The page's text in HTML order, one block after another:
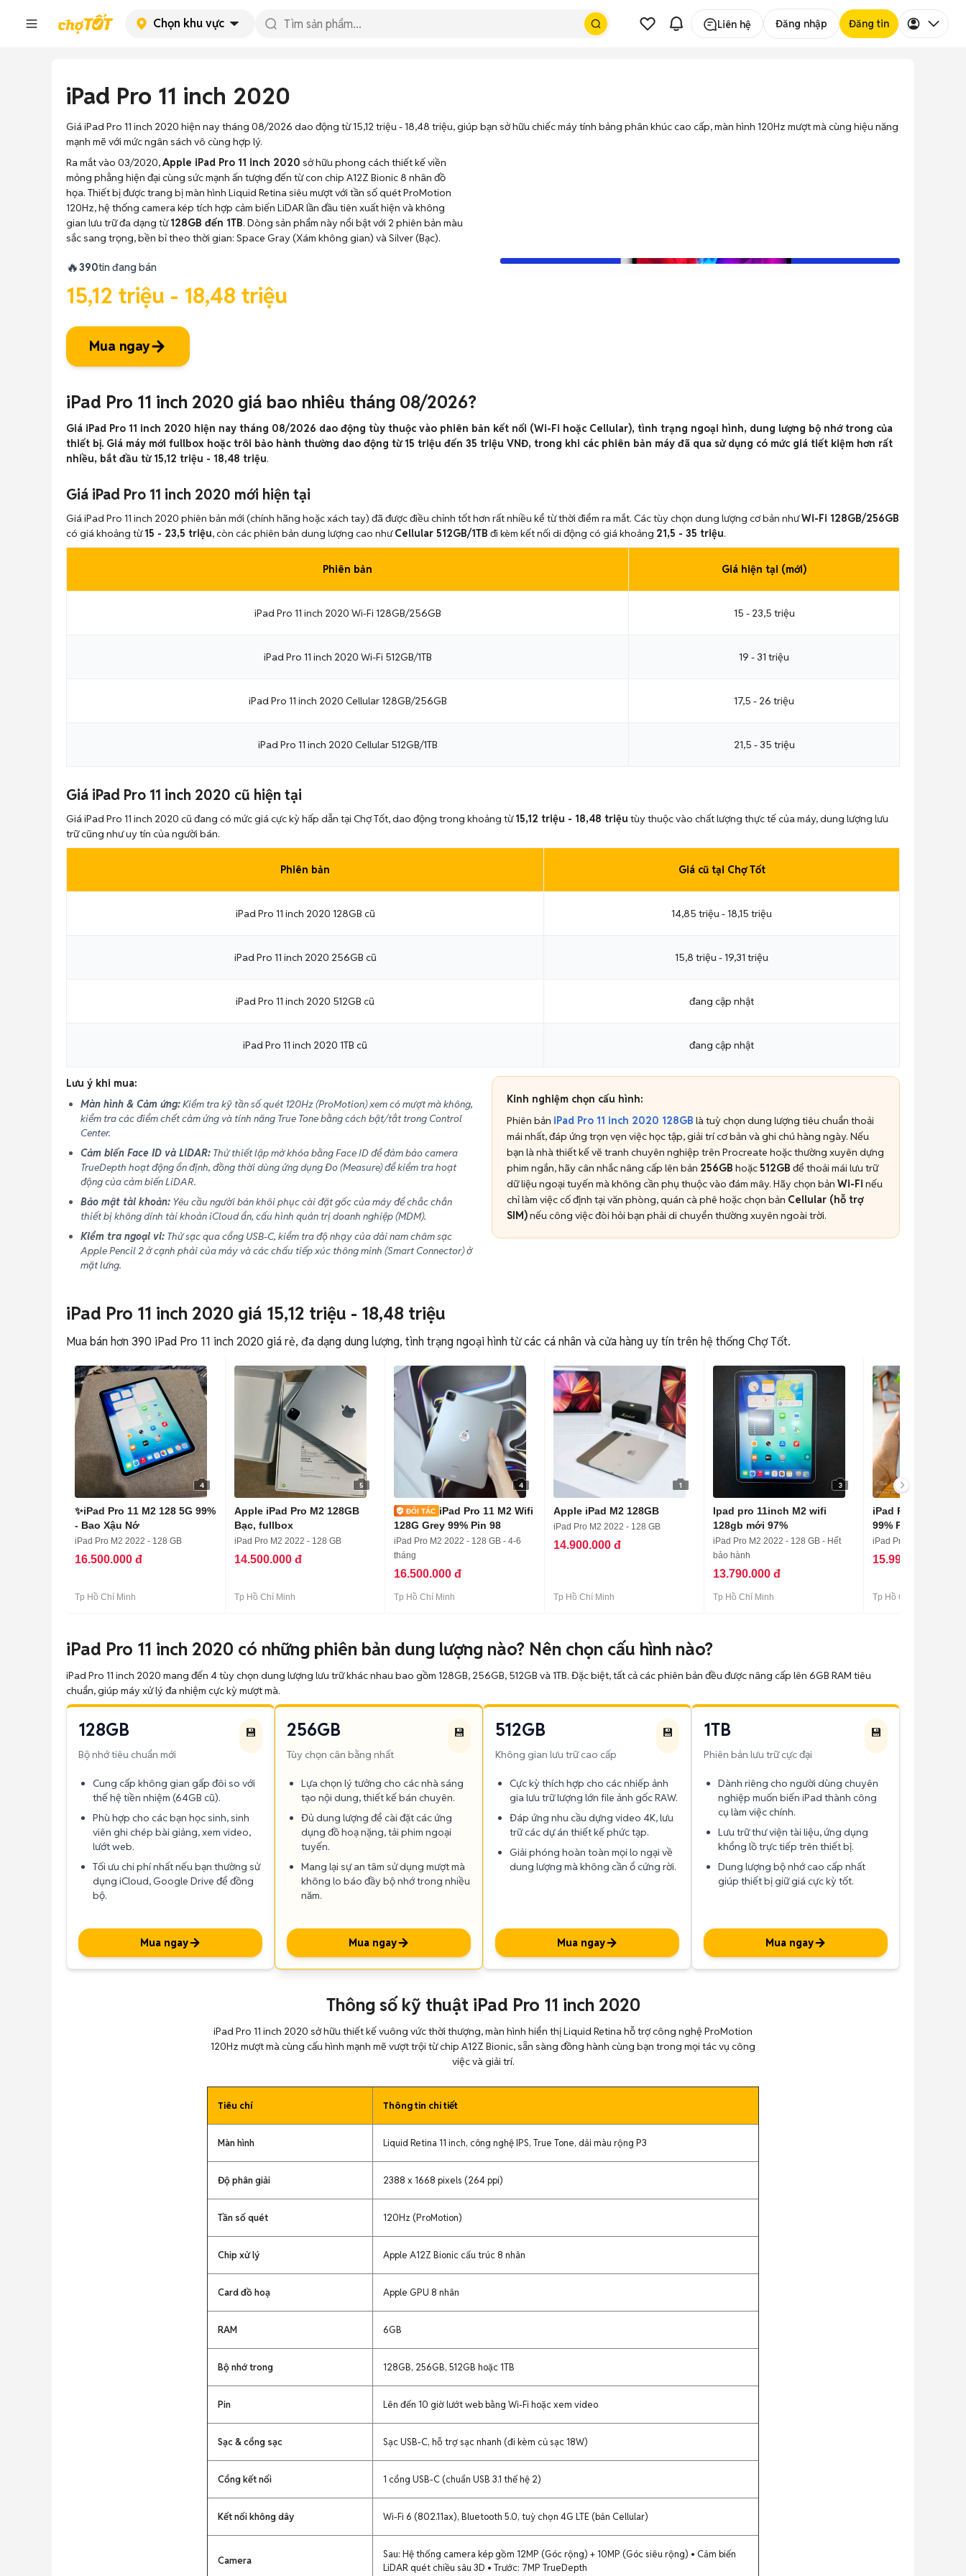
Chọn khu vực Liên hệ Đăng nhập Đăng tin
iPad Pro 11 inch 2020
Giá iPad Pro 11 inch 2020 hiện nay tháng 08/2026 dao động từ 15,12 triệu - 18,48 triệu, giúp bạn sở hữu chiếc máy tính bảng phân khúc cao cấp, màn hình 120Hz mượt mà cùng hiệu năng
mạnh mẽ với mức ngân sách vô cùng hợp lý.
Ra mắt vào 03/2020,Apple iPad Pro 11 inch 2020 sở hữu phong cách thiết kế viền
mỏng phẳng hiện đại cùng sức mạnh ấn tượng đến từ con chip A12Z Bionic 8 nhân đồ
họa. Thiết bị được trang bị màn hình Liquid Retina siêu mượt với tần số quét ProMotion
120Hz, hệ thống camera kép tích hợp cảm biến LiDAR lần đầu tiên xuất hiện và không
gian lưu trữ đa dạng từ128GB đến 1TB. Dòng sản phẩm này nổi bật với 2 phiên bản màu
sắc sang trọng, bền bỉ theo thời gian: Space Gray (Xám không gian) và Silver (Bạc).
🔥390tin đang bán
15,12 triệu - 18,48 triệu
Mua ngay
iPad Pro 11 inch 2020 giá bao nhiêu tháng 08/2026?
Giá iPad Pro 11 inch 2020 hiện nay tháng 08/2026 dao động tùy thuộc vào phiên bản kết nối (Wi-Fi hoặc Cellular), tình trạng ngoại hình, dung lượng bộ nhớ trong của
thiết bị. Giá máy mới fullbox hoặc trôi bảo hành thường dao động từ 15 triệu đến 35 triệu VNĐ, trong khi các phiên bản máy đã qua sử dụng có mức giá tiết kiệm hơn rất
nhiều, bắt đầu từ 15,12 triệu - 18,48 triệu.
Giá iPad Pro 11 inch 2020 mới hiện tại
Giá iPad Pro 11 inch 2020 phiên bản mới (chính hãng hoặc xách tay) đã được điều chỉnh tốt hơn rất nhiều kể từ thời điểm ra mắt. Các tùy chọn dung lượng cơ bản nhưWi-Fi 128GB/256GB
có giá khoảng từ15 - 23,5 triệu, còn các phiên bản dung lượng cao nhưCellular 512GB/1TB đi kèm kết nối di động có giá khoảng 21,5 - 35 triệu.
Phiên bản Giá hiện tại (mới)
iPad Pro 11 inch 2020 Wi-Fi 128GB/256GB 15 - 23,5 triệu
iPad Pro 11 inch 2020 Wi-Fi 512GB/1TB 19 - 31 triệu
iPad Pro 11 inch 2020 Cellular 128GB/256GB 17,5 - 26 triệu
iPad Pro 11 inch 2020 Cellular 512GB/1TB 21,5 - 35 triệu
Giá iPad Pro 11 inch 2020 cũ hiện tại
Giá iPad Pro 11 inch 2020 cũ đang có mức giá cực kỳ hấp dẫn tại Chợ Tốt, dao động trong khoảng từ15,12 triệu - 18,48 triệutùy thuộc vào chất lượng thực tế của máy, dung lượng lưu
trữ cũng như uy tín của người bán.
Phiên bản Giá cũ tại Chợ Tốt
iPad Pro 11 inch 2020 128GB cũ 14,85 triệu - 18,15 triệu
iPad Pro 11 inch 2020 256GB cũ 15,8 triệu - 19,31 triệu
iPad Pro 11 inch 2020 512GB cũ đang cập nhật
iPad Pro 11 inch 2020 1TB cũ đang cập nhật
Lưu ý khi mua:
Màn hình & Cảm ứng:Kiểm tra kỹ tần số quét 120Hz (ProMotion) xem có mượt mà không,
kiểm tra các điểm chết cảm ứng và tính năng True Tone bằng cách bật/tắt trong Control
Center.
Cảm biến Face ID và LiDAR: Thử thiết lập mở khóa bằng Face ID để đảm bảo camera
TrueDepth hoạt động ổn định, đồng thời dùng ứng dụng Đo (Measure) để kiểm tra hoạt
động của cảm biến LiDAR.
Bảo mật tài khoản: Yêu cầu người bán khôi phục cài đặt gốc của máy để chắc chắn
thiết bị không dính tài khoản iCloud ẩn, cấu hình quản trị doanh nghiệp (MDM).
Kiểm tra ngoại vi: Thử sạc qua cổng USB-C, kiểm tra độ nhạy của dải nam châm sạc
Apple Pencil 2 ở cạnh phải của máy và các chấu tiếp xúc thông minh (Smart Connector) ở
mặt lưng.
Kinh nghiệm chọn cấu hình:
Phiên bản iPad Pro 11 inch 2020 128GB là tuỳ chọn dung lượng tiêu chuẩn thoải
mái nhất, đáp ứng trọn vẹn việc học tập, giải trí cơ bản và ghi chú hàng ngày. Nếu
bạn là nhà thiết kế vẽ tranh chuyên nghiệp trên Procreate hoặc thường xuyên dựng
phim ngắn, hãy cân nhắc nâng cấp lên bản 256GB hoặc512GB để thoải mái lưu trữ
dữ liệu ngoại tuyến mà không cần phụ thuộc vào đám mây. Hãy chọn bản Wi-Fi nếu
chỉ làm việc cố định tại văn phòng, quán cà phê hoặc chọn bản Cellular (hỗ trợ
SIM)nếu công việc đòi hỏi bạn phải di chuyển thường xuyên ngoài trời.
iPad Pro 11 inch 2020 giá 15,12 triệu - 18,48 triệu
Mua bán hơn 390 iPad Pro 11 inch 2020 giá rẻ, đa dạng dung lượng, tình trạng ngoại hình từ các cá nhân và cửa hàng uy tín trên hệ thống Chợ Tốt.
4
✨iPad Pro 11 M2 128 5G 99%
- Bao Xậu Nớ
iPad Pro M2 2022 - 128 GB
16.500.000 đ
Tp Hồ Chí Minh
5
Apple iPad Pro M2 128GB
Bạc, fullbox
iPad Pro M2 2022 - 128 GB
14.500.000 đ
Tp Hồ Chí Minh
4
iPad Pro 11 M2 Wifi
128G Grey 99% Pin 98
iPad Pro M2 2022 - 128 GB - 4-6
tháng
16.500.000 đ
Tp Hồ Chí Minh
1
Apple iPad M2 128GB
iPad Pro M2 2022 - 128 GB
14.900.000 đ
Tp Hồ Chí Minh
3
Ipad pro 11inch M2 wifi
128gb mới 97%
iPad Pro M2 2022 - 128 GB - Hết
bảo hành
13.790.000 đ
Tp Hồ Chí Minh
iPad Pro M2 Wifi
99% Pin Cao
iPad Pro M2 2022 -
15.990.000 đ
Tp Hồ Chí Minh
iPad Pro 11 inch 2020 có những phiên bản dung lượng nào? Nên chọn cấu hình nào?
iPad Pro 11 inch 2020 mang đến 4 tùy chọn dung lượng lưu trữ khác nhau bao gồm 128GB, 256GB, 512GB và 1TB. Đặc biệt, tất cả các phiên bản đều được nâng cấp lên 6GB RAM tiêu
chuẩn, giúp máy xử lý đa nhiệm cực kỳ mượt mà.
128GB
Bộ nhớ tiêu chuẩn mới
💾
Cung cấp không gian gấp đôi so với
thế hệ tiền nhiệm (64GB cũ).
Phù hợp cho các bạn học sinh, sinh
viên ghi chép bài giảng, xem video,
lướt web.
Tối ưu chi phí nhất nếu bạn thường sử
dụng iCloud, Google Drive để đồng
bộ.
Mua ngay
256GB
Tùy chọn cân bằng nhất
💾
Lựa chọn lý tưởng cho các nhà sáng
tạo nội dung, thiết kế bán chuyên.
Đủ dung lượng để cài đặt các ứng
dụng đồ hoạ nặng, tải phim ngoại
tuyến.
Mang lại sự an tâm sử dụng mượt mà
không lo báo đầy bộ nhớ trong nhiều
năm.
Mua ngay
512GB
Không gian lưu trữ cao cấp
💾
Cực kỳ thích hợp cho các nhiếp ảnh
gia lưu trữ lượng lớn file ảnh gốc RAW.
Đáp ứng nhu cầu dựng video 4K, lưu
trữ các dự án thiết kế phức tạp.
Giải phóng hoàn toàn mọi lo ngại về
dung lượng mà không cần ổ cứng rời.
Mua ngay
1TB
Phiên bản lưu trữ cực đại
💾
Dành riêng cho người dùng chuyên
nghiệp muốn biến iPad thành công
cụ làm việc chính.
Lưu trữ thư viện tài liệu, ứng dụng
khổng lồ trực tiếp trên thiết bị.
Dung lượng bộ nhớ cao cấp nhất
giúp thiết bị giữ giá cực kỳ tốt.
Mua ngay
Thông số kỹ thuật iPad Pro 11 inch 2020
iPad Pro 11 inch 2020 sở hữu thiết kế vuông vức thời thượng, màn hình hiển thị Liquid Retina hỗ trợ công nghệ ProMotion
120Hz mượt mà cùng cấu hình mạnh mẽ vượt trội từ chip A12Z Bionic, sẵn sàng đồng hành cùng bạn trong mọi tác vụ công
việc và giải trí.
Tiêu chí Thông tin chi tiết
Màn hình Liquid Retina 11 inch, công nghệ IPS, True Tone, dải màu rộng P3
Độ phân giải 2388 x 1668 pixels (264 ppi)
Tần số quét 120Hz (ProMotion)
Chip xử lý Apple A12Z Bionic cấu trúc 8 nhân
Card đồ hoạ Apple GPU 8 nhân
RAM 6GB
Bộ nhớ trong 128GB, 256GB, 512GB hoặc 1TB
Pin Lên đến 10 giờ lướt web bằng Wi-Fi hoặc xem video
Sạc & cổng sạc Sạc USB-C, hỗ trợ sạc nhanh (đi kèm củ sạc 18W)
Cổng kết nối 1 cổng USB-C (chuẩn USB 3.1 thế hệ 2)
Kết nối không dây Wi-Fi 6 (802.11ax), Bluetooth 5.0, tuỳ chọn 4G LTE (bản Cellular)
Camera
Sau: Hệ thống camera kép gồm 12MP (Góc rộng) + 10MP (Góc siêu rộng) • Cảm biến
LiDAR quét chiều sâu 3D • Trước: 7MP TrueDepth